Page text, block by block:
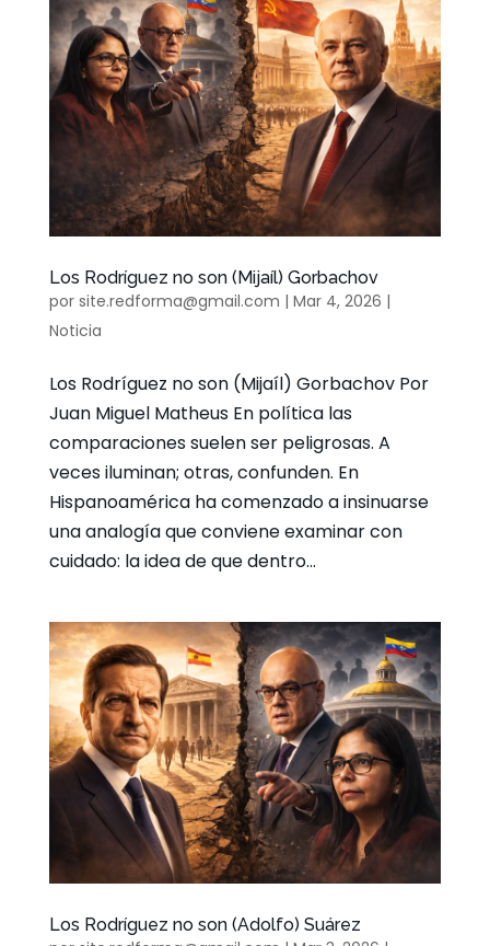
Los Rodríguez no son (Mijaíl) Gorbachov
por site.redforma@gmail.com | Mar 4, 2026 |
Noticia
Los Rodríguez no son (Mijaíl) Gorbachov Por
Juan Miguel Matheus En política las
comparaciones suelen ser peligrosas. A
veces iluminan; otras, confunden. En
Hispanoamérica ha comenzado a insinuarse
una analogía que conviene examinar con
cuidado: la idea de que dentro...
Los Rodríguez no son (Adolfo) Suárez